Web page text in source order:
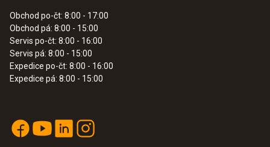
Obchod po-čt: 8:00 - 17:00
Obchod pá: 8:00 - 15:00
Servis po-čt: 8:00 - 16:00
Servis pá: 8:00 - 15:00
Expedice po-čt: 8:00 - 16:00
Expedice pá: 8:00 - 15:00